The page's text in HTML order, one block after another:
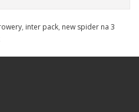
, inter pack, new spider na 3